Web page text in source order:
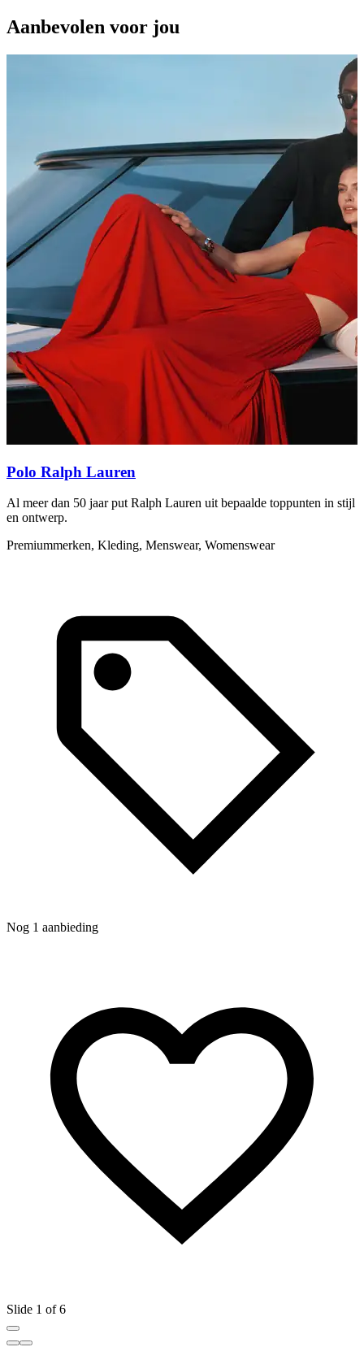
Aanbevolen voor jou
Polo Ralph Lauren
Al meer dan 50 jaar put Ralph Lauren uit bepaalde toppunten in stijl
en ontwerp.
Premiummerken, Kleding, Menswear, Womenswear
Nog 1 aanbieding
Slide 1 of 6